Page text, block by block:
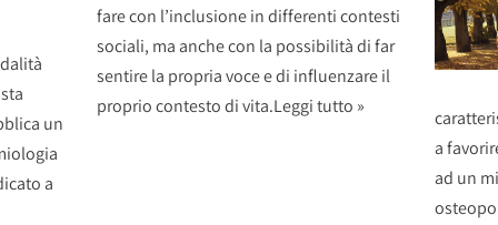
un
a
fare con l’inclusione in differenti contesti
sociali, ma anche con la possibilità di far
sentire la propria voce e di influenzare il
proprio contesto di vita.Leggi tutto »
a
ad un